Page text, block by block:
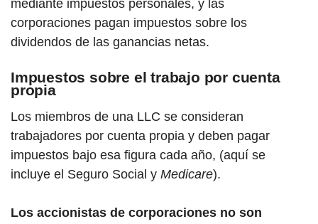
mediante impuestos personales, y las
corporaciones pagan impuestos sobre los
dividendos de las ganancias netas.
Impuestos sobre el trabajo por cuenta
propia
Los miembros de una LLC se consideran
trabajadores por cuenta propia y deben pagar
impuestos bajo esa figura cada año, (aquí se
incluye el Seguro Social y Medicare).
Los accionistas de corporaciones no son